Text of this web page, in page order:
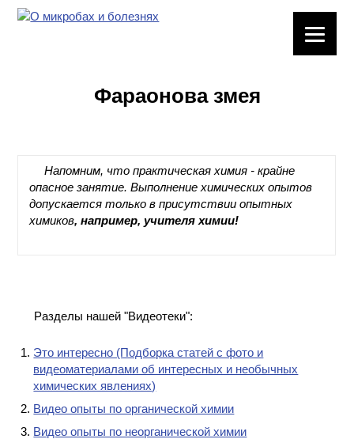
ХИМИЧЕСКАЯ
ФАКТОРЫ
ПРАКТИЧЕСКОЙ
И ХИМИЧЕСКАЯ
КОНТАКТЫ
Фараонова змея
Напомним, что практическая химия - крайне
опасное занятие. Выполнение химических опытов
допускается только в присутствии опытных
химиков, например, учителя химии!
Разделы нашей "Видеотеки":
Это интересно (Подборка статей с фото и
видеоматериалами об интересных и необычных
химических явлениях)
Видео опыты по органической химии
Видео опыты по неорганической химии